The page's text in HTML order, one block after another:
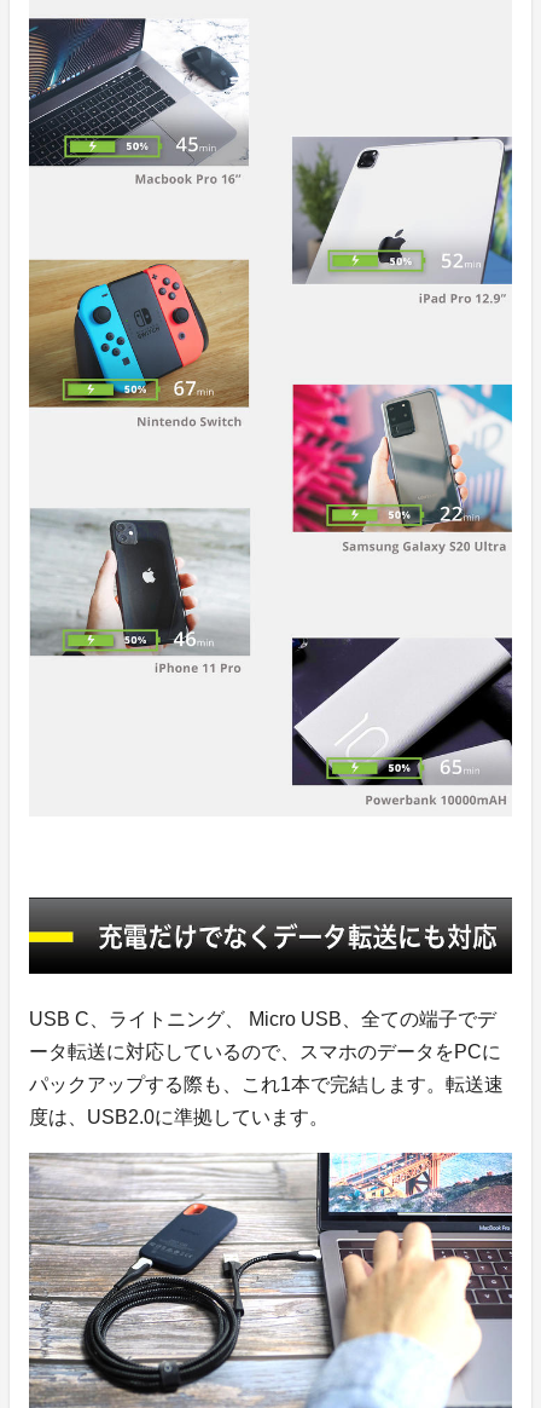
USB C、ライトニング、 Micro USB、全ての端子でデ
ータ転送に対応しているので、スマホのデータをPCに
パックアップする際も、これ1本で完結します。転送速
度は、USB2.0に準拠しています。